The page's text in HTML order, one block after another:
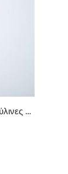
Χειροποίητο αξεσουάρ τσάντας με διακοσμητικές ξύλινες χάντρες και κρόσια από σουέτ κορδόνι